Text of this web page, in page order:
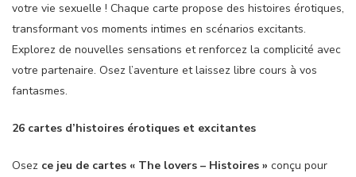
votre vie sexuelle ! Chaque carte propose des histoires érotiques,
transformant vos moments intimes en scénarios excitants.
Explorez de nouvelles sensations et renforcez la complicité avec
votre partenaire. Osez l’aventure et laissez libre cours à vos
fantasmes.
26 cartes d’histoires érotiques et excitantes
Osez ce jeu de cartes « The lovers – Histoires » conçu pour